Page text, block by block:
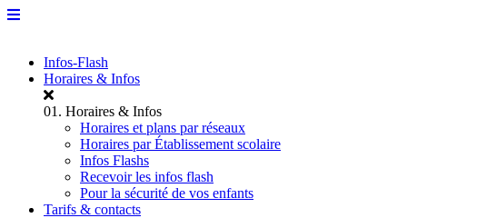
Infos-Flash
Horaires & Infos
01. Horaires & Infos
Horaires et plans par réseaux
Horaires par Établissement scolaire
Infos Flashs
Recevoir les infos flash
Pour la sécurité de vos enfants
Tarifs & contacts